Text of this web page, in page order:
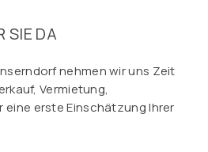
SIE DA
nehmen wir uns Zeit
Vermietung,
eine erste Einschätzung Ihrer